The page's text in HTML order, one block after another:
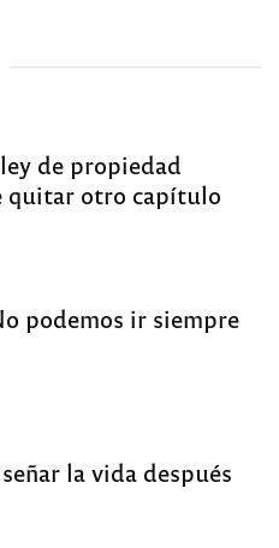
de propiedad
quitar otro capítulo
podemos ir siempre
la vida después